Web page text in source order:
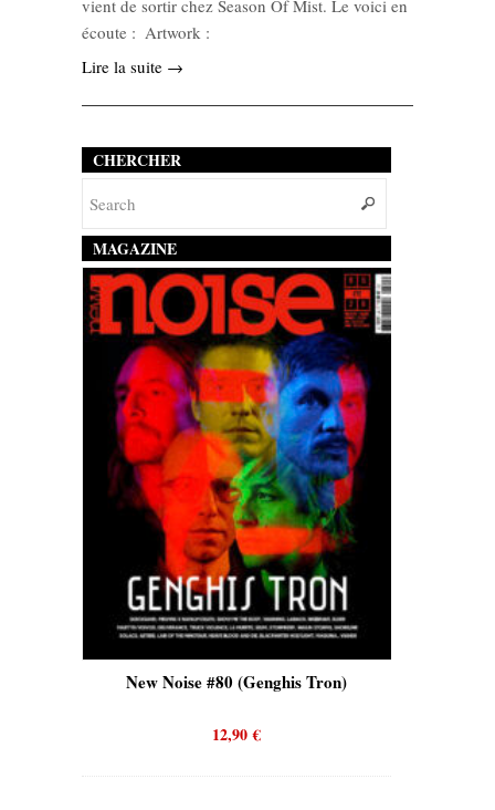
vient de sortir chez Season Of Mist. Le voici en
écoute : Artwork :
Lire la suite →
CHERCHER
MAGAZINE
New Noise #80 (Genghis Tron)
12,90€